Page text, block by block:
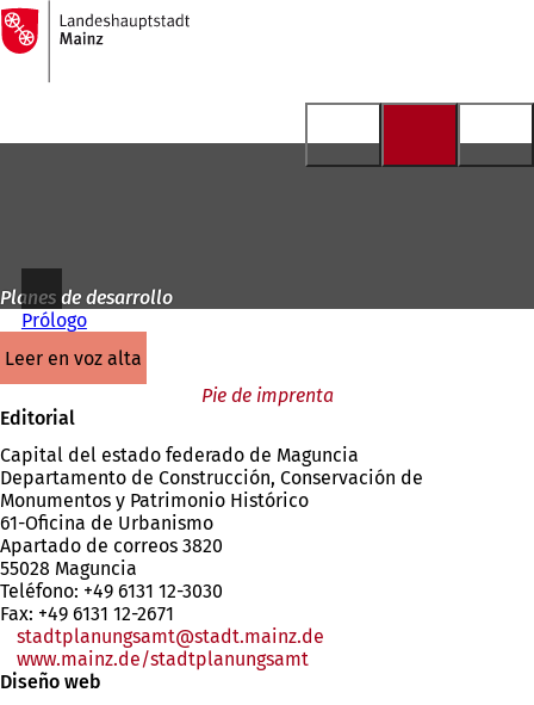
Saltar al contenido
A
la
página
Planes de desarrollo
Prólogo
leer en voz alta
Pie de imprenta
Editorial
Capital del estado federado de Maguncia
Departamento de Construcción, Conservación de
Monumentos y Patrimonio Histórico
61-Oficina de Urbanismo
Apartado de correos 3820
55028 Maguncia
Teléfono: +49 6131 12-3030
Fax: +49 6131 12-2671
stadtplanungsamt
stadt.mainz de
www.mainz.de/stadtplanungsamt
Diseño web